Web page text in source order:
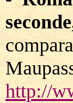
http://